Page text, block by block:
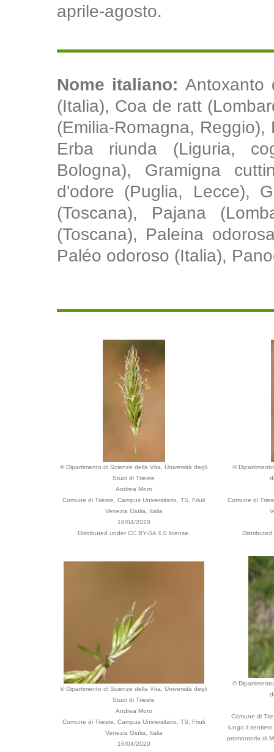
aprile-agosto.
Nome italiano: Antoxanto
(Italia), Coa de ratt
(Emilia-Romagna,
Erba riunda (Liguria,
Bologna), Gramigna
d'odore (Puglia, Lecce),
(Toscana), Pajana
(Toscana), Paleina
Paléo odoroso (Italia),
© Dipartimento di Scienze della Vita, Università degli
Studi di Trieste
Andrea Moro
Comune di Trieste, Campus Universitario, TS, Friuli
Venezia Giulia, Italia
16/04/2020
Distributed under CC BY-SA 4.0 license.
©
Comune di
Distributed
© Dipartimento di Scienze della Vita, Università degli
Studi di Trieste
Andrea Moro
Comune di Trieste, Campus Universitario, TS, Friuli
Venezia Giulia, Italia
16/04/2020
©
Comune di
lungo il
promontorio di